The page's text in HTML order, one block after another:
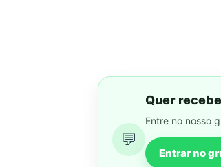
💬
Quer
Entre no nosso
Entrar no